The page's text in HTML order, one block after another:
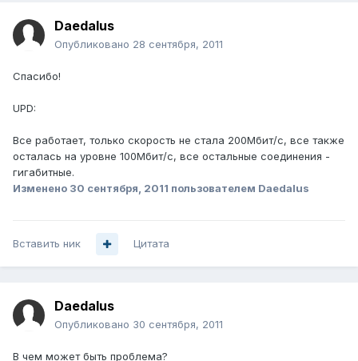
Daedalus
Опубликовано 28 сентября, 2011
Спасибо!
UPD:
Все работает, только скорость не стала 200Мбит/с, все также
осталась на уровне 100Мбит/с, все остальные соединения -
гигабитные.
Изменено 30 сентября, 2011 пользователем Daedalus
Вставить ник Цитата
Daedalus
Опубликовано 30 сентября, 2011
В чем может быть проблема?